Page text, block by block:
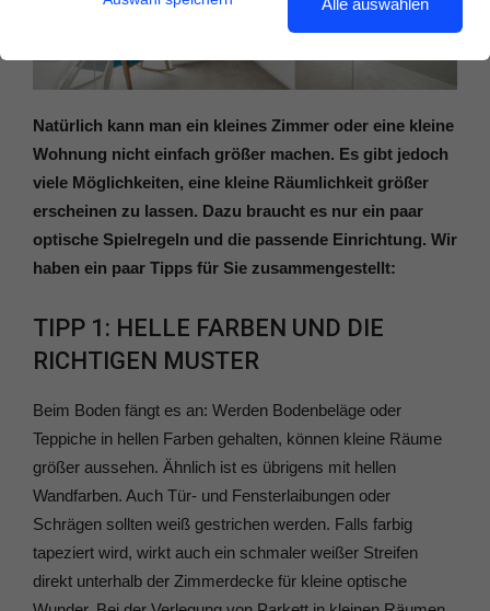
Natürlich kann man ein kleines Zimmer oder eine kleine
Wohnung nicht einfach größer machen. Es gibt jedoch
viele Möglichkeiten, eine kleine Räumlichkeit größer
erscheinen zu lassen. Dazu braucht es nur ein paar
optische Spielregeln und die passende Einrichtung. Wir
haben ein paar Tipps für Sie zusammengestellt:
TIPP 1: HELLE FARBEN UND DIE
RICHTIGEN MUSTER
Beim Boden fängt es an: Werden Bodenbeläge oder
Teppiche in hellen Farben gehalten, können kleine Räume
größer aussehen. Ähnlich ist es übrigens mit hellen
Wandfarben. Auch Tür- und Fensterlaibungen oder
Schrägen sollten weiß gestrichen werden. Falls farbig
tapeziert wird, wirkt auch ein schmaler weißer Streifen
direkt unterhalb der Zimmerdecke für kleine optische
Alle auswählen